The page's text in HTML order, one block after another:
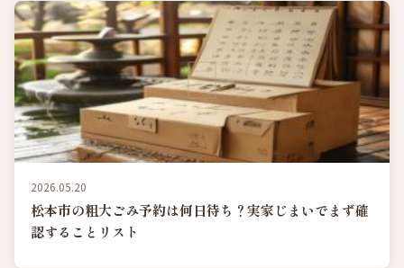
2026.05.20
松本市の粗大ごみ予約は何日待ち？実家じまいでまず確
認することリスト